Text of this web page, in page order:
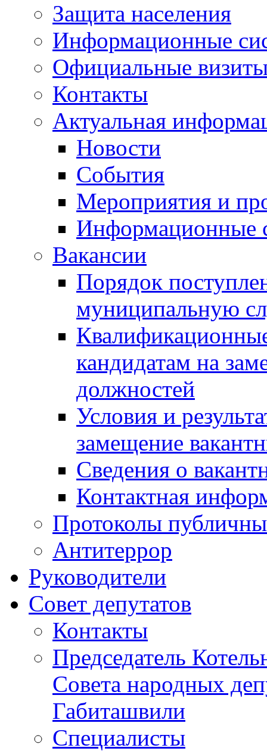
Защита населения
Информационные
Официальные
Контакты
Актуальная
Новости
События
Мероприятия и
Информационные
Вакансии
Порядок
муниципальную
кандидатам на
должностей
Условия и
замещение
Сведения о
Контактная
Протоколы
Антитеррор
Руководители
Совет депутатов
Контакты
Председатель
Совета народных
Габиташвили
Специалисты